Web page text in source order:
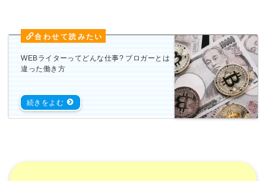
WEBライターってどんな仕事? ブロガーとは
違った働き方